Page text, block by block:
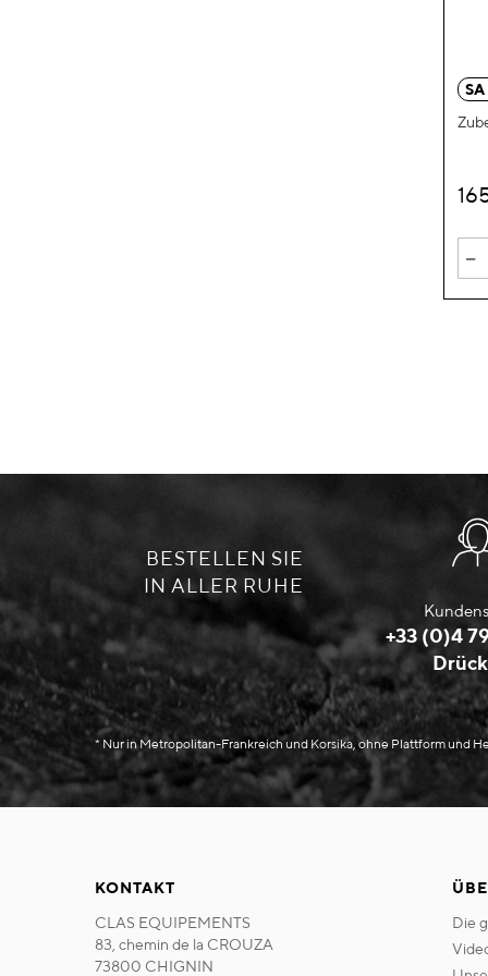
SA
-
BESTELLEN SIE
IN ALLER RUHE
+33 (0)4
* Nur in Metropolitan-Frankreich und Korsika, ohne Plattform und
KONTAKT
CLAS EQUIPEMENTS
83, chemin de la CROUZA
73800 CHIGNIN
die